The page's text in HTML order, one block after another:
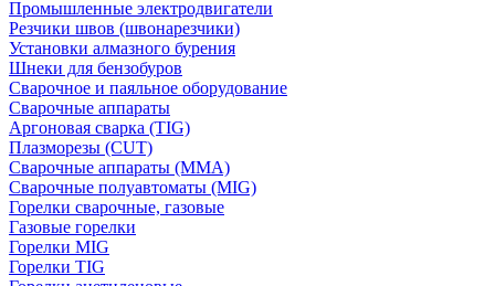
Промышленные электродвигатели
Резчики швов (швонарезчики)
Установки алмазного бурения
Шнеки для бензобуров
Сварочное и паяльное оборудование
Сварочные аппараты
Аргоновая сварка (TIG)
Плазморезы (CUT)
Сварочные аппараты (MMA)
Сварочные полуавтоматы (MIG)
Горелки сварочные, газовые
Газовые горелки
Горелки MIG
Горелки TIG